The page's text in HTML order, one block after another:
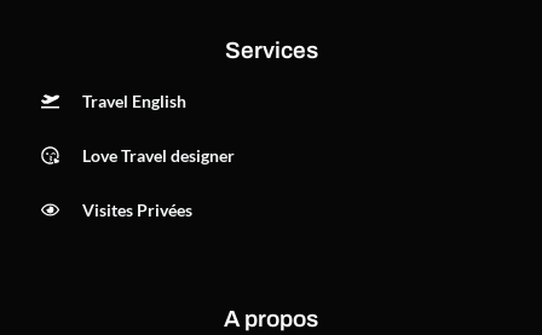
Services
Travel English
Love Travel designer
Visites Privées
A propos